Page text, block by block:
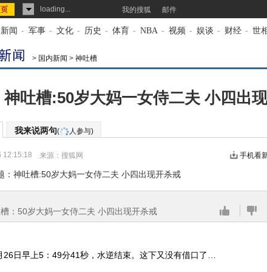
loading... 我的搜狐 邮件
新闻 - 军事 - 文化 - 历史 - 体育 - NBA - 视频 - 娱谈 - 财经 - 世
> 国内新闻 > 神吐槽
神吐槽:50岁大妈一女侍二夫 小四出
我来说两句( 人参与)
12:15:18 来源： 搜狐网 手机看
：神吐槽:50岁大妈一女侍二夫 小四出现开杀戒
：50岁大妈一女侍二夫 小四出现开杀戒
26日早上5：49分41秒，水逆结束。这下又没有借口了…